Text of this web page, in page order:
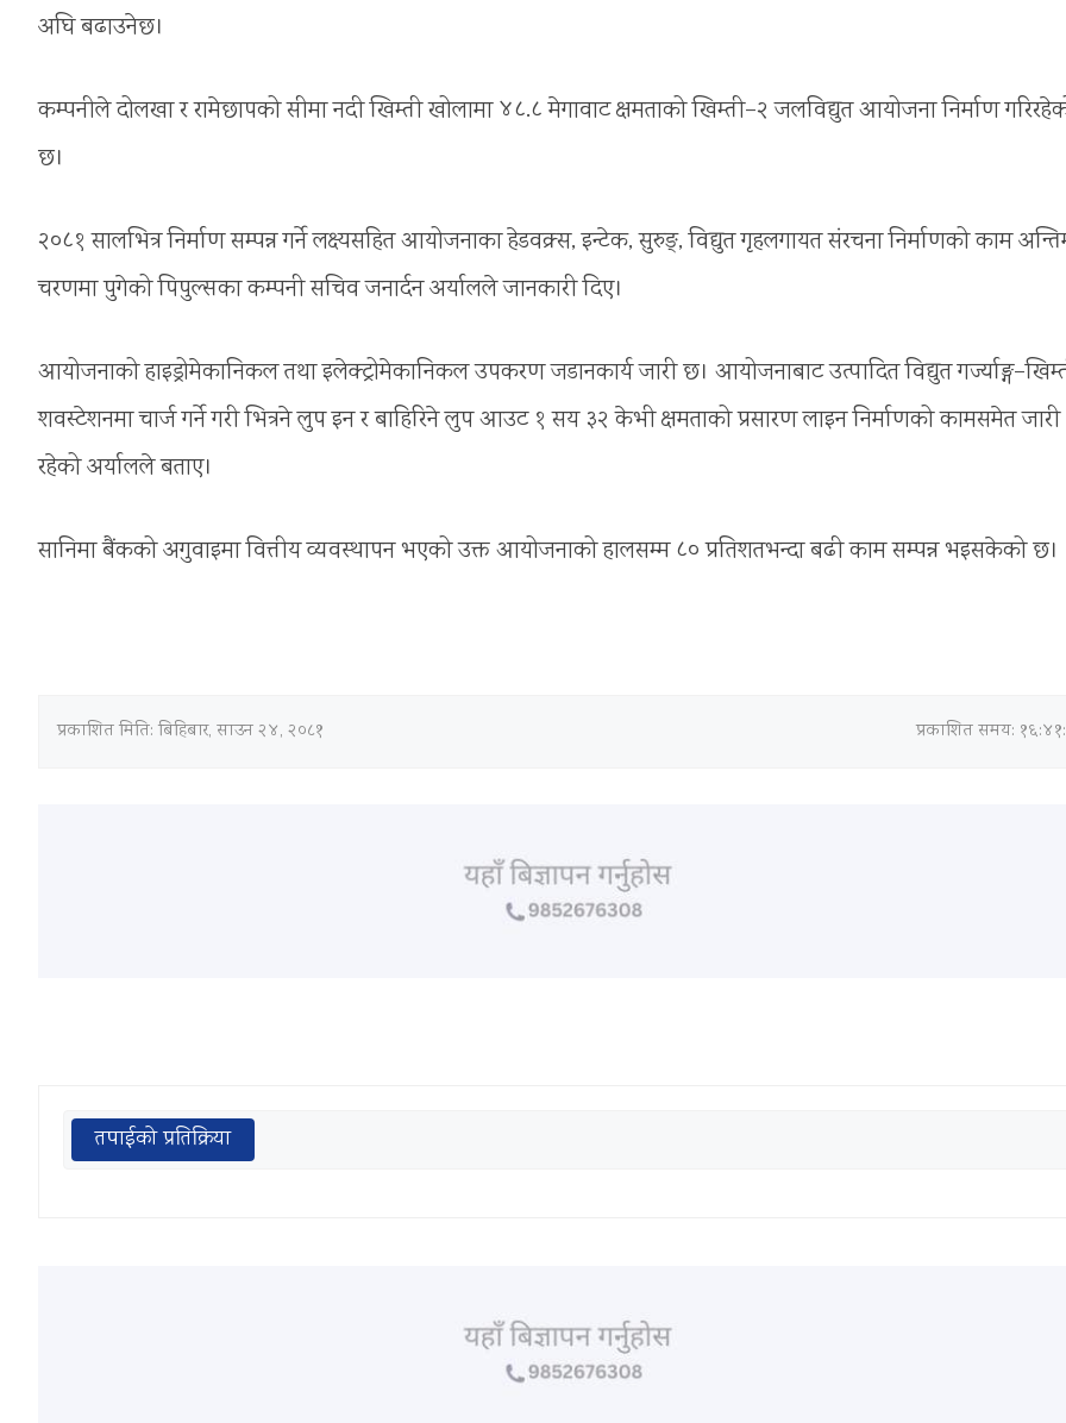
अघि बढाउनेछ।
कम्पनीले दोलखा र रामेछापको सीमा नदी खिम्ती खोलामा ४८.८ मेगावाट क्षमताको खिम्ती–२ जलविद्युत आयोजना निर्माण
छ।
२०८१ सालभित्र निर्माण सम्पन्न गर्ने लक्ष्यसहित आयोजनाका हेडवक्र्स, इन्टेक, सुरुङ्, विद्युत गृहलगायत संरचना निर्माणको काम
चरणमा पुगेको पिपुल्सका कम्पनी सचिव जनार्दन अर्यालले जानकारी दिए।
आयोजनाको हाइड्रोमेकानिकल तथा इलेक्ट्रोमेकानिकल उपकरण जडानकार्य जारी छ। आयोजनाबाट उत्पादित विद्युत
शवस्टेशनमा चार्ज गर्ने गरी भित्रने लुप इन र बाहिरिने लुप आउट १ सय ३२ केभी क्षमताको प्रसारण लाइन निर्माणको कामसमेत जारी
रहेको अर्यालले बताए।
सानिमा बैंकको अगुवाइमा वित्तीय व्यवस्थापन भएको उक्त आयोजनाको हालसम्म ८० प्रतिशतभन्दा बढी काम सम्पन्न भइसकेको छ।
प्रकाशित मिति: बिहिबार, साउन २४, २०८१ प्रकाशित समय:
तपाईको प्रतिक्रिया